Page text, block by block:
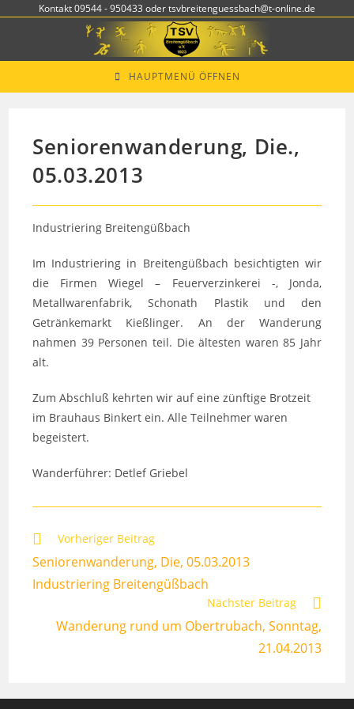
Kontakt 09544 - 950433 oder tsvbreitenguessbach@t-online.de
HAUPTMENÜ ÖFFNEN
Seniorenwanderung, Die.,
05.03.2013
Industriering Breitengüßbach
Im Industriering in Breitengüßbach besichtigten wir
die Firmen Wiegel – Feuerverzinkerei -, Jonda,
Metallwarenfabrik, Schonath Plastik und den
Getränkemarkt Kießlinger. An der Wanderung
nahmen 39 Personen teil. Die ältesten waren 85 Jahr
alt.
Zum Abschluß kehrten wir auf eine zünftige Brotzeit
im Brauhaus Binkert ein. Alle Teilnehmer waren
begeistert.
Wanderführer: Detlef Griebel
Weitere
ansehen
Vorheriger Beitrag
Seniorenwanderung, Die, 05.03.2013
Industriering Breitengüßbach
Nächster Beitrag
Wanderung rund um Obertrubach, Sonntag,
21.04.2013